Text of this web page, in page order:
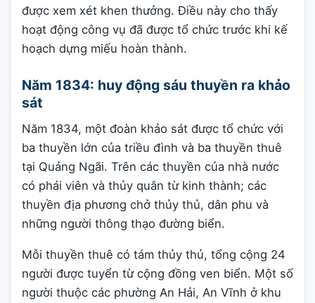
được xem xét khen thưởng. Điều này cho thấy
hoạt động công vụ đã được tổ chức trước khi kế
hoạch dựng miếu hoàn thành.
Năm 1834: huy động sáu thuyền ra khảo
sát
Năm 1834, một đoàn khảo sát được tổ chức với
ba thuyền lớn của triều đình và ba thuyền thuê
tại Quảng Ngãi. Trên các thuyền của nhà nước
có phái viên và thủy quân từ kinh thành; các
thuyền địa phương chở thủy thủ, dân phu và
những người thông thạo đường biển.
Mỗi thuyền thuê có tám thủy thủ, tổng cộng 24
người được tuyển từ cộng đồng ven biển. Một số
người thuộc các phường An Hải, An Vĩnh ở khu